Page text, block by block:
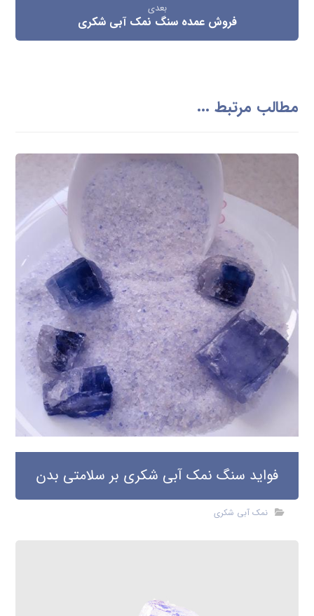
بعدی
فروش عمده سنگ نمک آبی شکری
مطالب مرتبط ...
فواید سنگ نمک آبی شکری بر سلامتی بدن
نمک آبی شکری